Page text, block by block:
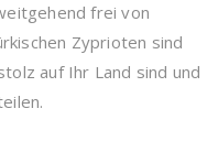
frei von
Zyprioten sind
auf Ihr Land sind und